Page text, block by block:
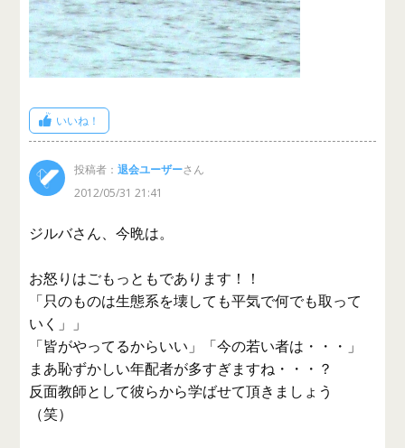
いいね！
投稿者：退会ユーザーさん
2012/05/31 21:41
ジルバさん、今晩は。
お怒りはごもっともであります！！
「只のものは生態系を壊しても平気で何でも取って
いく」」
「皆がやってるからいい」「今の若い者は・・・」
まあ恥ずかしい年配者が多すぎますね・・・？
反面教師として彼らから学ばせて頂きましょう
（笑）